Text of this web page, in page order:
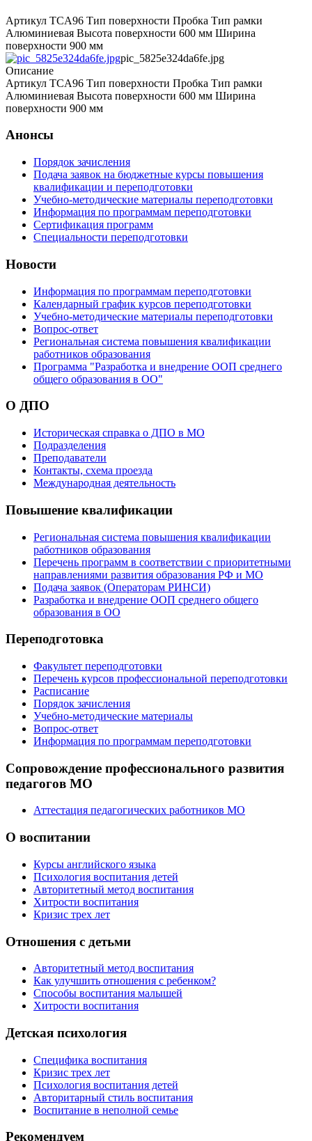
Артикул TCA96 Тип поверхности Пробка Тип рамки
Алюминиевая Высота поверхности 600 мм Ширина
поверхности 900 мм
pic_5825e324da6fe.jpg
Описание
Артикул TCA96 Тип поверхности Пробка Тип рамки
Алюминиевая Высота поверхности 600 мм Ширина
поверхности 900 мм
Анонсы
Порядок зачисления
Подача заявок на бюджетные курсы повышения
квалификации и переподготовки
Учебно-методические материалы переподготовки
Информация по программам переподготовки
Сертификация программ
Специальности переподготовки
Новости
Информация по программам переподготовки
Календарный график курсов переподготовки
Учебно-методические материалы переподготовки
Вопрос-ответ
Региональная система повышения квалификации
работников образования
Программа "Разработка и внедрение ООП среднего
общего образования в ОО"
О ДПО
Историческая справка о ДПО в МО
Подразделения
Преподаватели
Контакты, схема проезда
Международная деятельность
Повышение квалификации
Региональная система повышения квалификации
работников образования
Перечень программ в соответствии с приоритетными
направлениями развития образования РФ и МО
Подача заявок (Операторам РИНСИ)
Разработка и внедрение ООП среднего общего
образования в ОО
Переподготовка
Факультет переподготовки
Перечень курсов профессиональной переподготовки
Расписание
Порядок зачисления
Учебно-методические материалы
Вопрос-ответ
Информация по программам переподготовки
Сопровождение профессионального развития
педагогов МО
Аттестация педагогических работников МО
О воспитании
Курсы английского языка
Психология воспитания детей
Авторитетный метод воспитания
Хитрости воспитания
Кризис трех лет
Отношения с детьми
Авторитетный метод воспитания
Как улучшить отношения с ребенком?
Способы воспитания малышей
Хитрости воспитания
Детская психология
Специфика воспитания
Кризис трех лет
Психология воспитания детей
Авторитарный стиль воспитания
Воспитание в неполной семье
Рекомендуем